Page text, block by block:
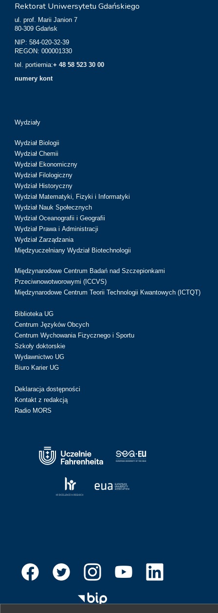
Rektorat Uniwersytetu Gdańskiego
ul. prof. Marii Janion 7
80-309 Gdańsk
NIP: 584-020-32-39
REGON: 000001330
tel. portiernia:+ 48 58 523 30 00
numery kont
Wydziały
Wydział Biologii
Wydział Chemii
Wydział Ekonomiczny
Wydział Filologiczny
Wydział Historyczny
Wydział Matematyki, Fizyki i Informatyki
Wydział Nauk Społecznych
Wydział Oceanografii i Geografii
Wydział Prawa i Administracji
Wydział Zarządzania
Międzyuczelniany Wydział Biotechnologii
Międzynarodowe Centrum Badań nad Szczepionkami
Przeciwnowotworowymi (ICCVS)
Międzynarodowe Centrum Teorii Technologii Kwantowych (ICTQT)
Biblioteka UG
Centrum Języków Obcych
Centrum Wychowania Fizycznego i Sportu
Szkoły doktorskie
Wydawnictwo UG
Biuro Karier UG
Deklaracja dostępności
Kontakt z redakcją
Radio MORS